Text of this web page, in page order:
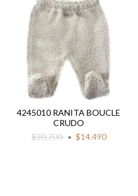
4245010 RANITA BOUCLE
CRUDO
$20.700
$14.490